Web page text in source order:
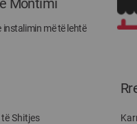
Montimi
instalimin më të lehtë
Shitjes